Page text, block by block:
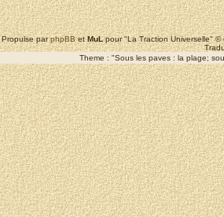
Propulse parphpBBetMuLpour "La Traction Universelle"
Theme : "Sous les paves : la plage;